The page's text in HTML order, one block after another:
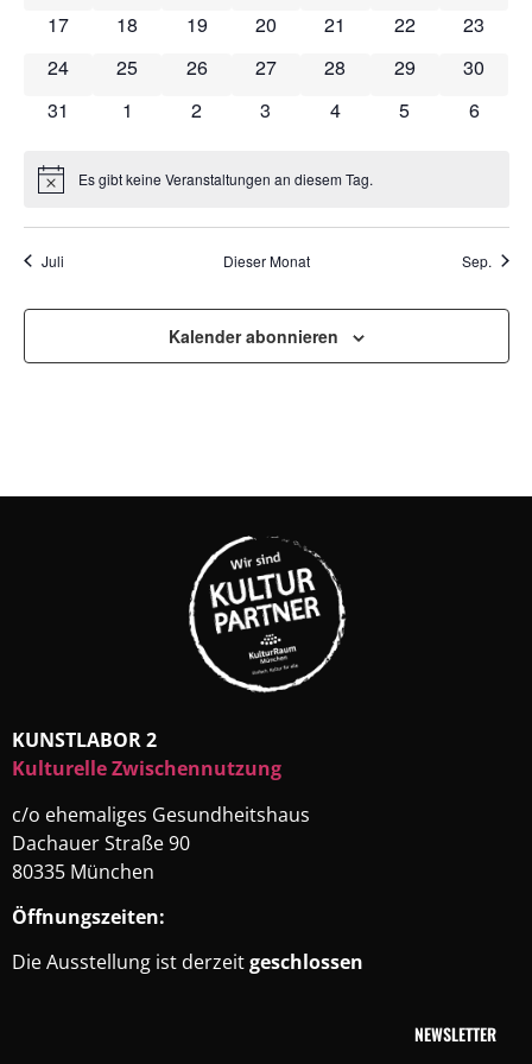
0 Veranstaltungen
17 0 Veranstaltungen
18 0 Veranstaltungen
19 0 Veranstaltungen
20 0 Veranstaltungen
21 0
22 0
23
0 Veranstaltungen
24 0 Veranstaltungen
25 0 Veranstaltungen
26 0 Veranstaltungen
27 0 Veranstaltungen
28 0
29 0
30
0 Veranstaltungen
31 0 Veranstaltungen
1 0 Veranstaltungen
2 0 Veranstaltungen
3 0 Veranstaltungen
4 0
5 0
6
HinweisEs gibt keine Veranstaltungen an diesem Tag.
Juli Dieser Monat Sep.
Kalender abonnieren
KUNSTLABOR 2
Kulturelle Zwischennutzung
c/o ehemaliges Gesundheitshaus
Dachauer Straße 90
80335 München
Öffnungszeiten:
Die Ausstellung ist derzeitgeschlossen
NEWSLETTER